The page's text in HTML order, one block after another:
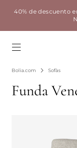
40% de descuento
Bolia.com Sofàs
Funda